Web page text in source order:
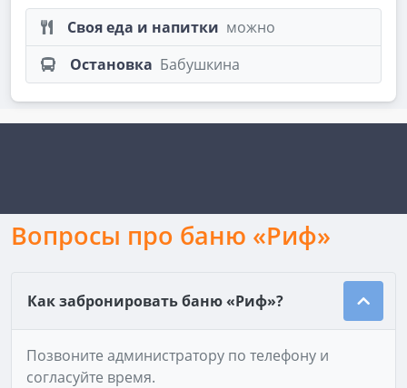
Своя еда и напитки можно
Остановка Бабушкина
Вопросы про баню «Риф»
Как забронировать баню «Риф»?
Позвоните администратору по телефону и
согласуйте время.